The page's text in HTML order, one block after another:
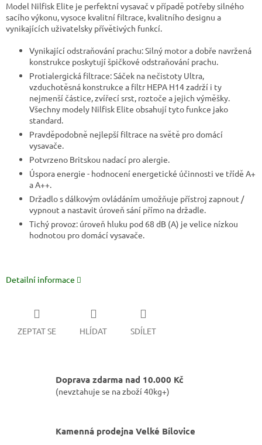
Model Nilfisk Elite je perfektní vysavač v případě potřeby silného
sacího výkonu, vysoce kvalitní filtrace, kvalitního designu a
vynikajících uživatelsky přívětivých funkcí.
Vynikající odstraňování prachu: Silný motor a dobře navržená
konstrukce poskytují špičkové odstraňování prachu.
Protialergická filtrace: Sáček na nečistoty Ultra,
vzduchotěsná konstrukce a filtr HEPA H14 zadrží i ty
nejmenší částice, zvířecí srst, roztoče a jejich výměšky.
Všechny modely Nilfisk Elite obsahují tyto funkce jako
standard.
Pravděpodobně nejlepší filtrace na světě pro domácí
vysavače.
Potvrzeno Britskou nadací pro alergie.
Úspora energie - hodnocení energetické účinnosti ve třídě A+
a A++.
Držadlo s dálkovým ovládáním umožňuje přístroj zapnout /
vypnout a nastavit úroveň sání přímo na držadle.
Tichý provoz: úroveň hluku pod 68 dB (A) je velice nízkou
hodnotou pro domácí vysavače.
Detailní informace
ZEPTAT SE HLÍDAT SDÍLET
Doprava zdarma nad 10.000 Kč
(nevztahuje se na zboží 40kg+)
Kamenná prodejna Velké Bílovice